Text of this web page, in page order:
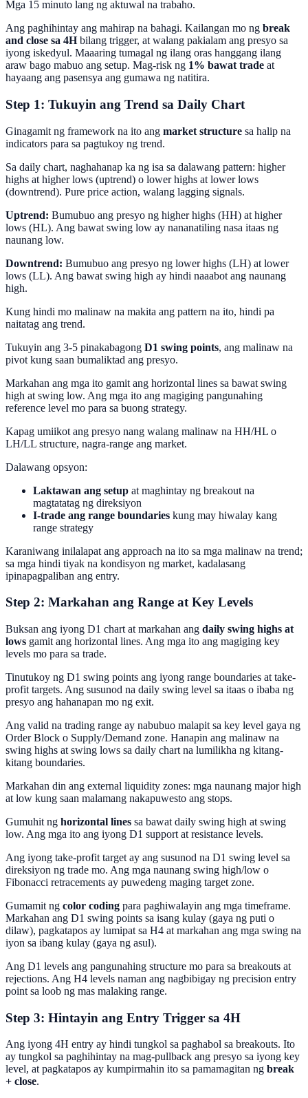
Mga 15 minuto lang ng aktuwal na trabaho.
Ang paghihintay ang mahirap na bahagi. Kailangan mo ng break
and close sa 4Hbilang trigger, at walang pakialam ang presyo sa
iyong iskedyul. Maaaring tumagal ng ilang oras hanggang ilang
araw bago mabuo ang setup. Mag-risk ng 1% bawat trade at
hayaang ang pasensya ang gumawa ng natitira.
Step 1: Tukuyin ang Trend sa Daily Chart
Ginagamit ng framework na ito ang market structure sa halip na
indicators para sa pagtukoy ng trend.
Sa daily chart, naghahanap ka ng isa sa dalawang pattern: higher
highs at higher lows (uptrend) o lower highs at lower lows
(downtrend). Pure price action, walang lagging signals.
Uptrend: Bumubuo ang presyo ng higher highs (HH) at higher
lows (HL). Ang bawat swing low ay nananatiling nasa itaas ng
naunang low.
Downtrend: Bumubuo ang presyo ng lower highs (LH) at lower
lows (LL). Ang bawat swing high ay hindi naaabot ang naunang
high.
Kung hindi mo malinaw na makita ang pattern na ito, hindi pa
naitatag ang trend.
Tukuyin ang 3-5 pinakabagong D1 swing points, ang malinaw na
pivot kung saan bumaliktad ang presyo.
Markahan ang mga ito gamit ang horizontal lines sa bawat swing
high at swing low. Ang mga ito ang magiging pangunahing
reference level mo para sa buong strategy.
Kapag umiikot ang presyo nang walang malinaw na HH/HL o
LH/LL structure, nagra-range ang market.
Dalawang opsyon:
Laktawan ang setup at maghintay ng breakout na
magtatatag ng direksiyon
I-trade ang range boundaries kung may hiwalay kang
range strategy
Karaniwang inilalapat ang approach na ito sa mga malinaw na trend;
sa mga hindi tiyak na kondisyon ng market, kadalasang
ipinapagpaliban ang entry.
Step 2: Markahan ang Range at Key Levels
Buksan ang iyong D1 chart at markahan ang daily swing highs at
lows gamit ang horizontal lines. Ang mga ito ang magiging key
levels mo para sa trade.
Tinutukoy ng D1 swing points ang iyong range boundaries at take-
profit targets. Ang susunod na daily swing level sa itaas o ibaba ng
presyo ang hahanapan mo ng exit.
Ang valid na trading range ay nabubuo malapit sa key level gaya ng
Order Block o Supply/Demand zone. Hanapin ang malinaw na
swing highs at swing lows sa daily chart na lumilikha ng kitang-
kitang boundaries.
Markahan din ang external liquidity zones: mga naunang major high
at low kung saan malamang nakapuwesto ang stops.
Gumuhit ng horizontal lines sa bawat daily swing high at swing
low. Ang mga ito ang iyong D1 support at resistance levels.
Ang iyong take-profit target ay ang susunod na D1 swing level sa
direksiyon ng trade mo. Ang mga naunang swing high/low o
Fibonacci retracements ay puwedeng maging target zone.
Gumamit ng color coding para paghiwalayin ang mga timeframe.
Markahan ang D1 swing points sa isang kulay (gaya ng puti o
dilaw), pagkatapos ay lumipat sa H4 at markahan ang mga swing na
iyon sa ibang kulay (gaya ng asul).
Ang D1 levels ang pangunahing structure mo para sa breakouts at
rejections. Ang H4 levels naman ang nagbibigay ng precision entry
point sa loob ng mas malaking range.
Step 3: Hintayin ang Entry Trigger sa 4H
Ang iyong 4H entry ay hindi tungkol sa paghabol sa breakouts. Ito
ay tungkol sa paghihintay na mag-pullback ang presyo sa iyong key
level, at pagkatapos ay kumpirmahin ito sa pamamagitan ng break
+ close.